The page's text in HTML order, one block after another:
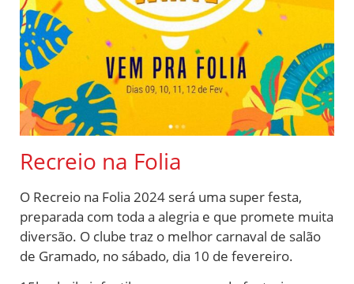
Recreio na Folia
O Recreio na Folia 2024 será uma super festa,
preparada com toda a alegria e que promete muita
diversão. O clube traz o melhor carnaval de salão
de Gramado, no sábado, dia 10 de fevereiro.